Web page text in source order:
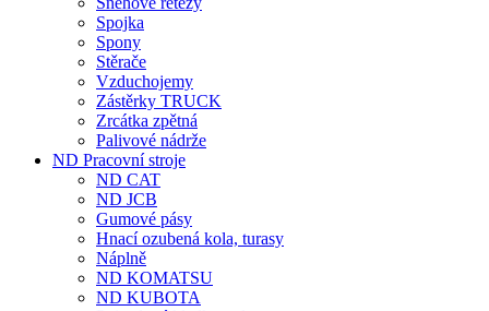
Spojka
Spony
Stěrače
Vzduchojemy
Zástěrky TRUCK
Zrcátka zpětná
Palivové nádrže
ND Pracovní stroje
ND CAT
ND JCB
Gumové pásy
Hnací ozubená kola, turasy
Náplně
ND KOMATSU
ND KUBOTA